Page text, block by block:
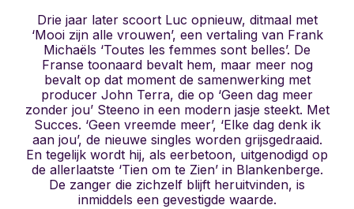
Drie jaar later scoort Luc opnieuw, ditmaal met
‘Mooi zijn alle vrouwen’, een vertaling van Frank
Michaëls ‘Toutes les femmes sont belles’. De
Franse toonaard bevalt hem, maar meer nog
bevalt op dat moment de samenwerking met
producer John Terra, die op ‘Geen dag meer
zonder jou’ Steeno in een modern jasje steekt. Met
Succes. ‘Geen vreemde meer’, ‘Elke dag denk ik
aan jou’, de nieuwe singles worden grijsgedraaid.
En tegelijk wordt hij, als eerbetoon, uitgenodigd op
de allerlaatste ‘Tien om te Zien’ in Blankenberge.
De zanger die zichzelf blijft heruitvinden, is
inmiddels een gevestigde waarde.